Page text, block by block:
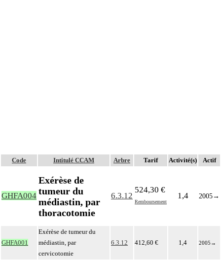
Code Intitulé CCAM Arbre Tarif Activité(s) Actif
GHFA004
Exérèse de
tumeur du
médiastin, par
thoracotomie
6.3.12
524,30 €
Remboursement
1,4 2005→
GHFA001
Exérèse de tumeur du
médiastin, par
cervicotomie
6.3.12 412,60 € 1,4 2005 →